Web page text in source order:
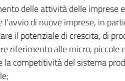
delle attività delle imprese
l'avvio di nuove imprese, in
il potenziale di crescita, di
riferimento alle micro, piccole
la competitività del sistema